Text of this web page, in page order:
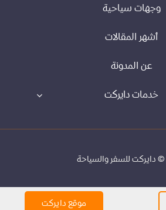
وجهات سياحية
أشهر المقالات
عن المدونة
خدمات دايركت
موقع دايركت